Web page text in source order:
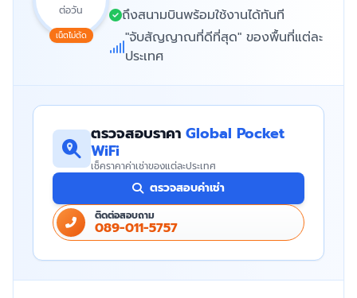
ต่อวัน
เน็ตไม่ตัด
ถึงสนามบินพร้อมใช้งานได้ทันที
"จับสัญญาณที่ดีที่สุด" ของพื้นที่แต่ละ
ประเทศ
ตรวจสอบราคา Global Pocket
WiFi
เช็คราคาค่าเช่าของแต่ละประเทศ
ตรวจสอบค่าเช่า
ติดต่อสอบถาม
089-011-5757